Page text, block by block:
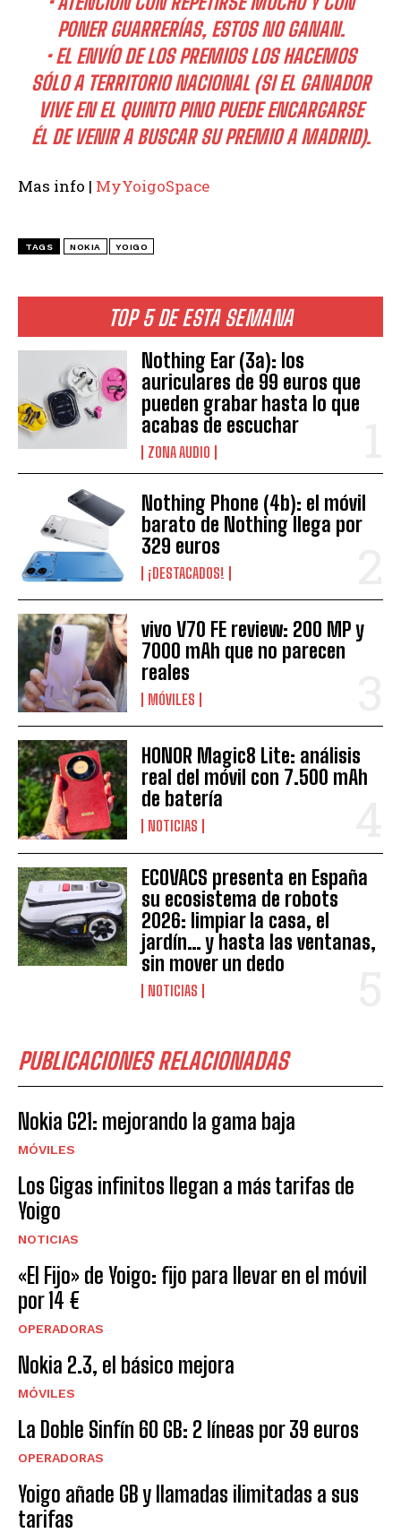
TOP 5 DE ESTA SEMANA
Nothing Ear (3a): los
auriculares de 99 euros que
pueden grabar hasta lo que
acabas de escuchar
ZONA AUDIO
Nothing Phone (4b): el móvil
barato de Nothing llega por
329 euros
¡DESTACADOS!
vivo V70 FE review: 200 MP y
7000 mAh que no parecen
reales
MÓVILES
HONOR Magic8 Lite: análisis
real del móvil con 7.500 mAh
de batería
NOTICIAS
ECOVACS presenta en España
su ecosistema de robots
2026: limpiar la casa, el
jardín… y hasta las ventanas,
sin mover un dedo
NOTICIAS
PUBLICACIONES RELACIONADAS
Nokia G21: mejorando la gama baja
MÓVILES
Los Gigas infinitos llegan a más tarifas de
Yoigo
NOTICIAS
«El Fijo» de Yoigo: fijo para llevar en el móvil
por 14 €
OPERADORAS
Nokia 2.3, el básico mejora
MÓVILES
La Doble Sinfín 60 GB: 2 líneas por 39 euros
OPERADORAS
Yoigo añade GB y llamadas ilimitadas a sus
tarifas
PONER GUARRERÍAS, ESTOS NO GANAN.
•EL ENVÍO DE LOS PREMIOS LOS HACEMOS
SÓLO A TERRITORIO NACIONAL (SI EL GANADOR
VIVE EN EL QUINTO PINO PUEDE ENCARGARSE
ÉL DE VENIR A BUSCAR SU PREMIO A MADRID).
Mas info | MyYoigoSpace
TAGS NOKIA YOIGO